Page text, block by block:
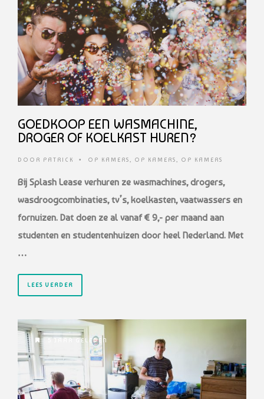
GOEDKOOP EEN WASMACHINE,
DROGER OF KOELKAST HUREN?
DOOR PATRICK • OP KAMERS, OP KAMERS, OP KAMERS
Bij Splash Lease verhuren ze wasmachines, drogers,
wasdroogcombinaties, tv’s, koelkasten, vaatwassers en
fornuizen. Dat doen ze al vanaf € 9,- per maand aan
studenten en studentenhuizen door heel Nederland. Met
…
LEES VERDER
5 JAAR GELEDEN